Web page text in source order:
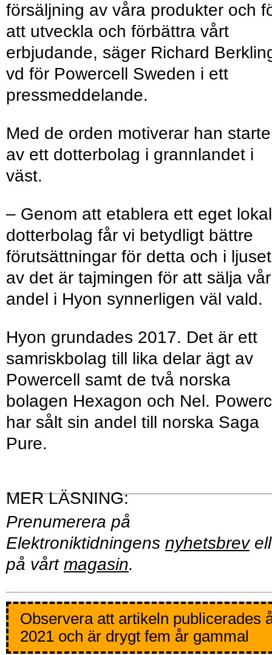
försäljning av våra produkter och
att utveckla och förbättra vårt
erbjudande, säger Richard
vd för Powercell Sweden i ett
pressmeddelande.
Med de orden motiverar han
av ett dotterbolag i grannlandet i
väst.
– Genom att etablera ett eget
dotterbolag får vi betydligt bättre
förutsättningar för detta och i ljuset
av det är tajmingen för att sälja vår
andel i Hyon synnerligen väl vald.
Hyon grundades 2017. Det är ett
samriskbolag till lika delar ägt av
Powercell samt de två norska
bolagen Hexagon och Nel.
har sålt sin andel till norska Saga
Pure.
Prenumerera på
Elektroniktidningens nyhetsbrev
på vårt magasin.
Observera att artikeln publicerades
2021 och är drygt fem år gammal